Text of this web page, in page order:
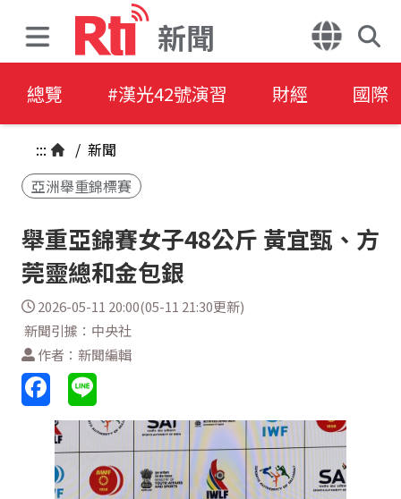
新聞
總覽 #漢光42號演習 財經 國際
::: / 新聞
亞洲舉重錦標賽
舉重亞錦賽女子48公斤 黃宜甄、方
莞靈總和金包銀
2026-05-11 20:00(05-11 21:30更新)
新聞引據：中央社
作者：新聞編輯